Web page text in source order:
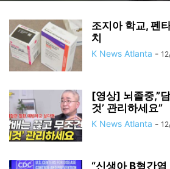
조지아 학교, 펜
치
K News Atlanta -
[영상] 뇌졸중,”
것’ 관리하세요”
K News Atlanta -
“신생아 B형간